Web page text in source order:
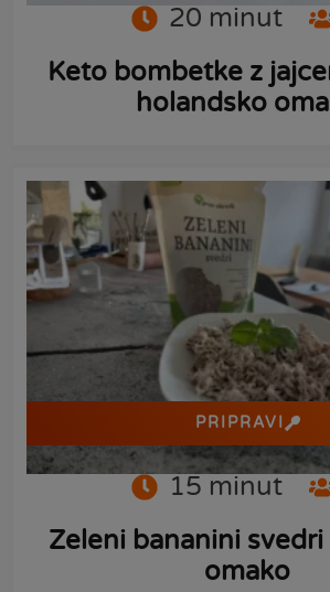
20 minut
Keto bombetke z
holandsko
PRIPRAVI
15 minut
Zeleni bananini
omako